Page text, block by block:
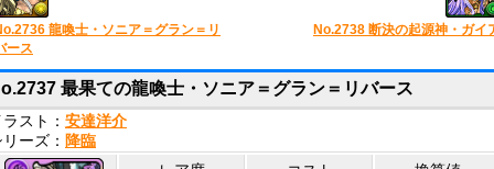
龍喚士・ソニア＝グラン＝リ
ース
No.2738 断決の起源神・ガイ
最果ての龍喚士・ソニア＝グラン＝リバース
スト： 安達洋介
ーズ： 降臨